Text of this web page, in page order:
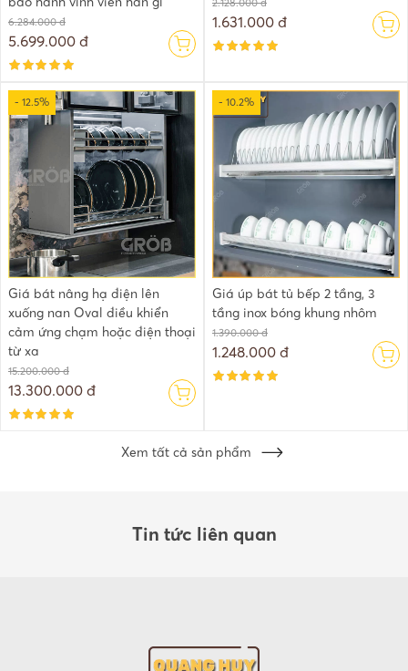
6.284.000 đ
5.699.000 đ
2.128.000 đ
1.631.000 đ
- 12.5%
Giá bát nâng hạ điện lên
xuống nan Oval điều khiển
cảm ứng chạm hoặc điện thoại
từ xa
15.200.000 đ
13.300.000 đ
- 10.2%
Giá úp bát tủ bếp 2 tầng, 3
tầng inox bóng khung nhôm
1.390.000 đ
1.248.000 đ
Xem tất cả sản phẩm
Tin tức liên quan